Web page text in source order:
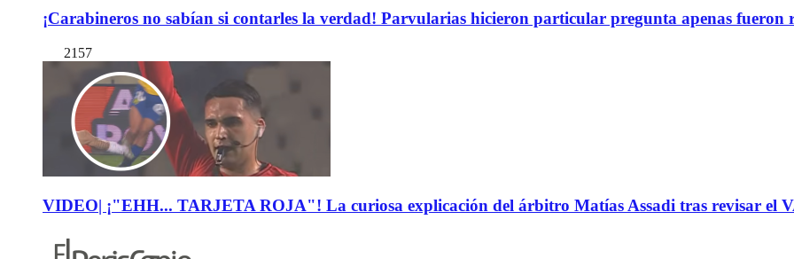
¡Carabineros no sabían si contarles la verdad! Parvularias hicieron particular pregunta apenas fueron
2157
VIDEO| ¡"EHH... TARJETA ROJA"! La curiosa explicación del árbitro Matías Assadi tras revisar el